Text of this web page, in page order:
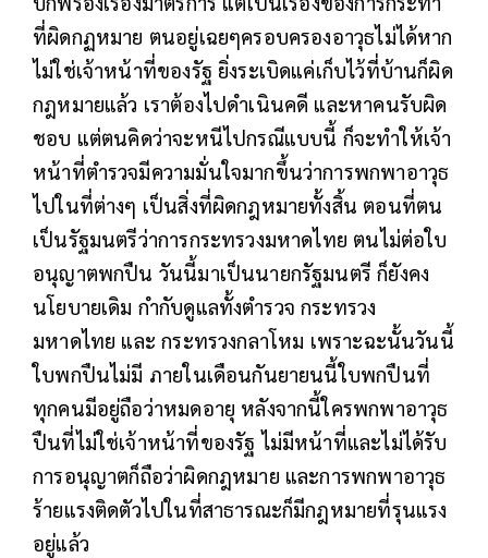
ที่ผิดกฏหมาย ตนอยู่เฉยๆครอบครองอาวุธไม่ได้หาก
ไม่ใช่เจ้าหน้าที่ของรัฐ ยิ่งระเบิดแค่เก็บไว้ที่บ้านก็ผิด
กฎหมายแล้ว เราต้องไปดำเนินคดี และหาคนรับผิด
ชอบ แต่ตนคิดว่าจะหนีไปกรณีแบบนี้ ก็จะทำให้เจ้า
หน้าที่ตำรวจมีความมั่นใจมากขึ้นว่าการพกพาอาวุธ
ไปในที่ต่างๆ เป็นสิ่งที่ผิดกฎหมายทั้งสิ้น ตอนที่ตน
เป็นรัฐมนตรีว่าการกระทรวงมหาดไทย ตนไม่ต่อใบ
อนุญาตพกปืน วันนี้มาเป็นนายกรัฐมนตรี ก็ยังคง
นโยบายเดิม กำกับดูแลทั้งตำรวจ กระทรวง
มหาดไทย และ กระทรวงกลาโหม เพราะฉะนั้นวันนี้
ใบพกปืนไม่มี ภายในเดือนกันยายนนี้ใบพกปืนที่
ทุกคนมีอยู่ถือว่าหมดอายุ หลังจากนี้ใครพกพาอาวุธ
ปืนที่ไม่ใช่เจ้าหน้าที่ของรัฐ ไม่มีหน้าที่และไม่ได้รับ
การอนุญาตก็ถือว่าผิดกฎหมาย และการพกพาอาวุธ
ร้ายแรงติดตัวไปในที่สาธารณะก็มีกฎหมายที่รุนแรง
อยู่แล้ว